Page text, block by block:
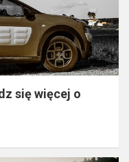
się więcej o